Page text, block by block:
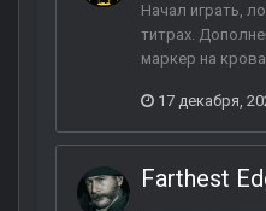
Начал играть,
титрах.
маркер на
17 декабря,
Farthest